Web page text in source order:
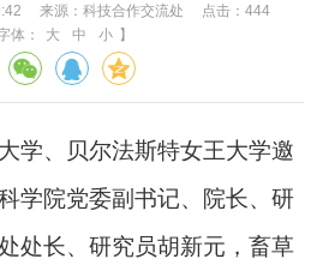
来源：科技合作交流处 点击： 444
体：
大 中 小 】
学、贝尔法斯特女王大学邀
学院党委副书记、院长、研
处长、研究员胡新元，畜草